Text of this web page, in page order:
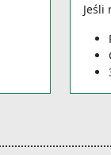
Jeśli